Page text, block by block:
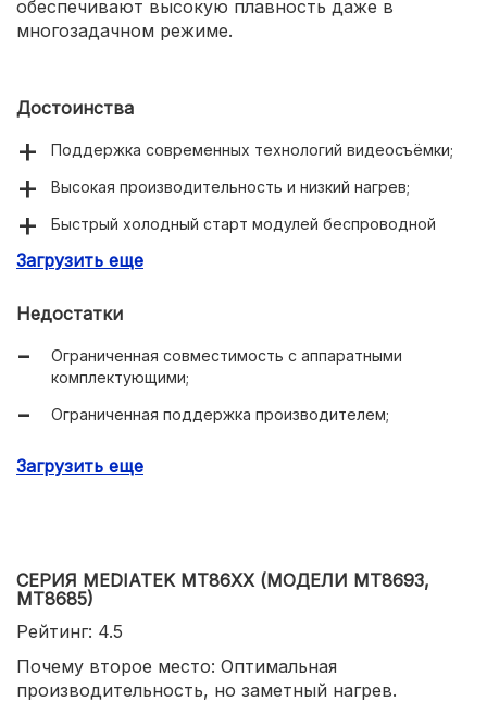
обеспечивают высокую плавность даже в
многозадачном режиме.
Достоинства
Поддержка современных технологий видеосъёмки;
Высокая производительность и низкий нагрев;
Быстрый холодный старт модулей беспроводной
Загрузить еще
Недостатки
Ограниченная совместимость с аппаратными
комплектующими;
Ограниченная поддержка производителем;
Загрузить еще
СЕРИЯ MEDIATEK MT86XX (МОДЕЛИ MT8693,
MT8685)
Рейтинг: 4.5
Почему второе место: Оптимальная
производительность, но заметный нагрев.